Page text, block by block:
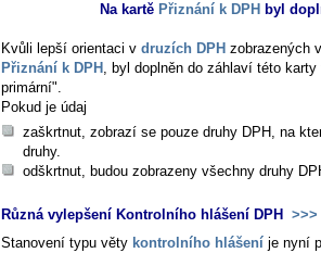
Na kartě Přiznání k DPH byl
Kvůli lepší orientaci v druzích DPH zobrazených
Přiznání k DPH , byl doplněn do záhlaví této
primární".
Pokud je údaj
zaškrtnut, zobrazí se pouze druhy DPH, na
druhy.
odškrtnut, budou zobrazeny všechny druhy
Různá vylepšení Kontrolního hlášení DPH
>>>
Stanovení typu věty kontrolního hlášení je nyní